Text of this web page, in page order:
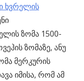
ხვრელის
ზომა 1500-
ზომაზე, ანუ
მერკურის
იმისა, რომ ამ